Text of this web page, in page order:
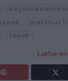
praktikus
tippek